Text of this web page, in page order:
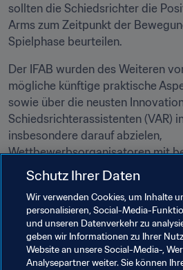
sollten die Schiedsrichter die
Arms zum Zeitpunkt der
Spielphase beurteilen.
Der IFAB wurden des Weiteren
mögliche künftige praktische
sowie über die neusten
Schiedsrichterassistenten (VAR)
insbesondere darauf abzielen,
Wettbewerbsorganisatoren mit
günstigere Systeme und damit
Bei der Jahresgeschäftssitzung
der Jahresversammlung
vorgeschlagenen Änderungen an
werden. Die nächste
Schutz Ihrer Daten
Wir verwenden Cookies, um Inhalte
personalisieren, Social-Media-
und unseren Datenverkehr zu
geben wir Informationen zu Ihrer
Website an unsere Social-Media-,
Analysepartner weiter. Sie können